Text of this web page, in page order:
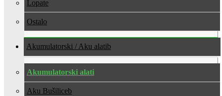
Lopate
Ostalo
Akumulatorski / Aku alati
Akumulatorski alati
Aku Bušilice